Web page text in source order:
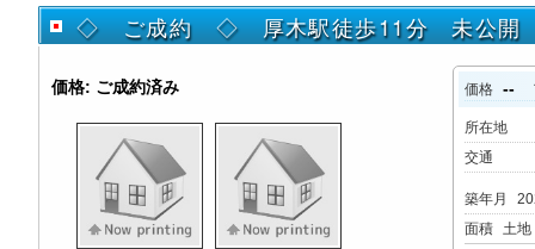
◇ ご成約 ◇ 厚木駅徒歩11分 未公開
価格: ご成約済み 価格 --
所在地
交通
築年月
面積 土地